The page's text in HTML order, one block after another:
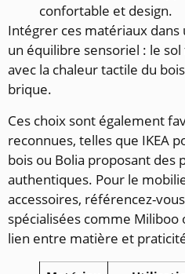
confortable et design.
Intégrer ces matériaux
un équilibre sensoriel : le
avec la chaleur tactile du
brique.
Ces choix sont également
reconnues, telles que IKEA
bois ou Bolia proposant des
authentiques. Pour le
accessoires, référencez-
spécialisées comme Miliboo
lien entre matière et